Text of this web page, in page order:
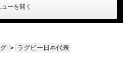
ューを開く
セス情報 お問い合わせ
> ラグビー日本代表